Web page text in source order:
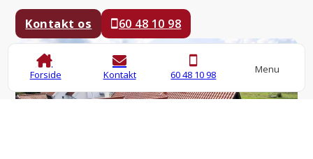
Forside Kontakt 60 48 10 98 Menu
Kontakt os 60 48 10 98